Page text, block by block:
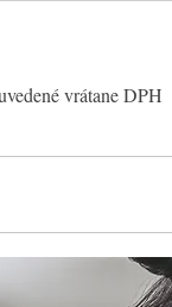
vrátane DPH